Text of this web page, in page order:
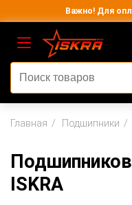
Важно! Для
Главная Подшипники
ISKRA